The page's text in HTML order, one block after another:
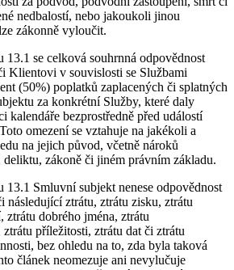
nedbalostí, nebo jakoukoli jinou
zákonně vyloučit.
13.1 se celková souhrnná odpovědnost
Klientovi v souvislosti se Službami
(50%) poplatků zaplacených či splatných
za konkrétní Služby, které daly
kalendáře bezprostředně před událostí
omezení se vztahuje na jakékoli a
na jejich původ, včetně nároků
deliktu, zákoně či jiném právním základu.
13.1 Smluvní subjekt nenese odpovědnost
následující ztrátu, ztrátu zisku, ztrátu
dobrého jména, ztrátu
příležitosti, ztrátu dat či ztrátu
bez ohledu na to, zda byla taková
článek neomezuje ani nevylučuje